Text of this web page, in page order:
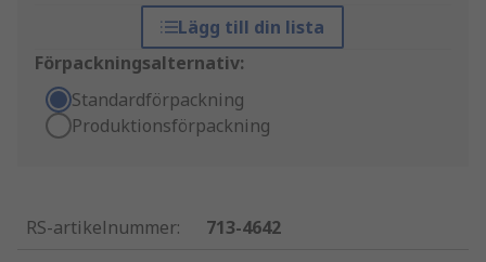
Lägg till din lista
Förpackningsalternativ:
Standardförpackning
Produktionsförpackning
RS-artikelnummer:
713-4642